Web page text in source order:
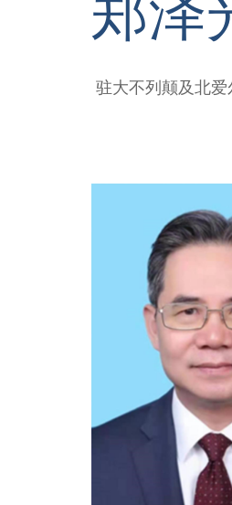
郑泽
驻大不列颠及北